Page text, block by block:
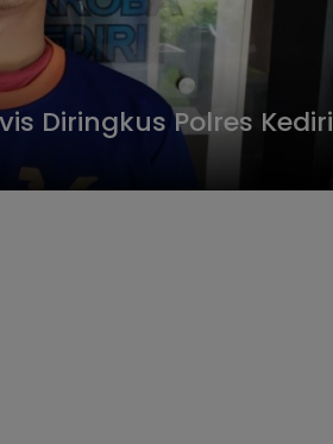
Diringkus Polres Kediri